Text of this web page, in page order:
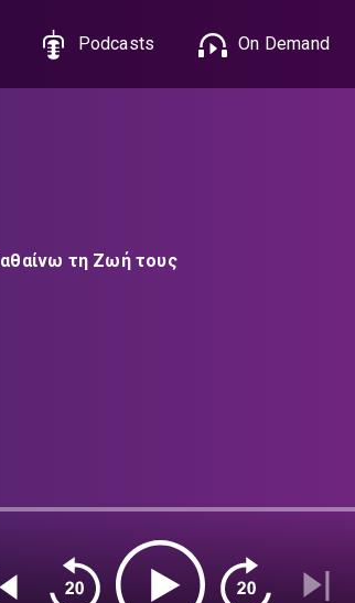
Podcasts On Demand
τη Ζωή τους